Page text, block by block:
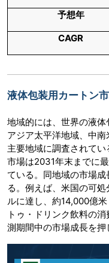
予想年
CAGR
液体包装用カートン
地域的には、世界の液体
アジア太平洋地域、中
主要地域に調査されて
市場は2031年末までに
ている。同地域の市場
る。例えば、米国の可
ルに達し、約14,000億
トゥ・ドリンク飲料の
測期間中の市場成長を押